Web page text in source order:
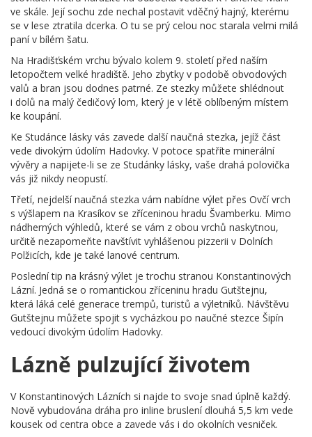
ve skále. Její sochu zde nechal postavit vděčný hajný, kterému
se v lese ztratila dcerka. O tu se prý celou noc starala velmi milá
paní v bílém šatu.
Na Hradišťském vrchu bývalo kolem 9. století před naším
letopočtem velké hradiště. Jeho zbytky v podobě obvodových
valů a bran jsou dodnes patrné. Ze stezky můžete shlédnout
i dolů na malý čedičový lom, který je v létě oblíbeným místem
ke koupání.
Ke Studánce lásky vás zavede další naučná stezka, jejíž část
vede divokým údolím Hadovky. V potoce spatříte minerální
vývěry a napijete-li se ze Studánky lásky, vaše drahá polovička
vás již nikdy neopustí.
Třetí, nejdelší naučná stezka vám nabídne výlet přes Ovčí vrch
s výšlapem na Krasíkov se zříceninou hradu Švamberku. Mimo
nádherných výhledů, které se vám z obou vrchů naskytnou,
určitě nezapomeňte navštívit vyhlášenou pizzerii v Dolních
Polžicích, kde je také lanové centrum.
Poslední tip na krásný výlet je trochu stranou Konstantinových
Lázní. Jedná se o romantickou zříceninu hradu Gutštejnu,
která láká celé generace trempů, turistů a výletníků. Návštěvu
Gutštejnu můžete spojit s vycházkou po naučné stezce Šipín
vedoucí divokým údolím Hadovky.
Lázně pulzující životem
V Konstantinových Lázních si najde to svoje snad úplně každý.
Nově vybudována dráha pro inline bruslení dlouhá 5,5 km vede
kousek od centra obce a zavede vás i do okolních vesniček.